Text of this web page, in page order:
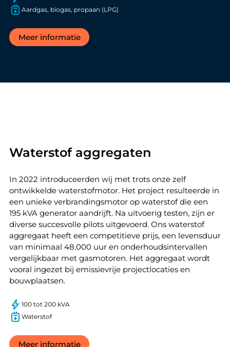
Aardgas, biogas, propaan (LPG)
Meer informatie
Waterstof aggregaten
In 2022 introduceerden wij met trots onze zelf
ontwikkelde waterstofmotor. Het project resulteerde in
een unieke verbrandingsmotor op waterstof die een
195 kVA generator aandrijft. Na uitvoerig testen, zijn er
diverse succesvolle pilots uitgevoerd. Ons waterstof
aggregaat heeft een competitieve prijs, een levensduur
van minimaal 48.000 uur en onderhoudsintervallen
vergelijkbaar met gasmotoren. Het aggregaat wordt
vooral ingezet bij emissievrije projectlocaties en
bouwplaatsen.
100 tot 200 kVA
Waterstof
Meer informatie